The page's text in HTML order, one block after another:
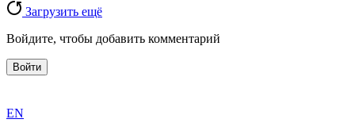
Загрузить ещё
Войдите, чтобы добавить комментарий
Войти
the
EN